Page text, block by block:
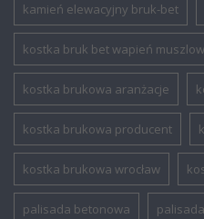
kamień elewacyjny bruk-bet
kostka bruk bet wapień
kostka brukowa aranżacje
kostka brukowa producent
kostka brukowa wrocław
palisada betonowa